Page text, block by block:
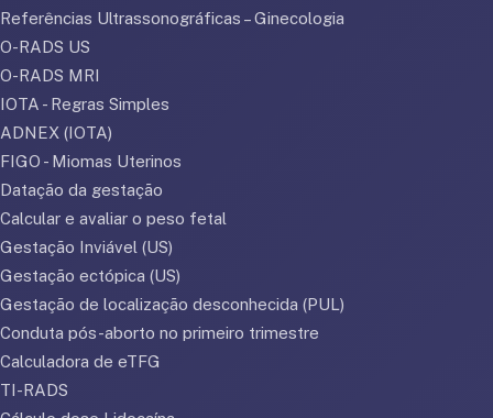
Referências Ultrassonográficas – Ginecologia
O-RADS US
O-RADS MRI
IOTA - Regras Simples
ADNEX (IOTA)
FIGO - Miomas Uterinos
Datação da gestação
Calcular e avaliar o peso fetal
Gestação Inviável (US)
Gestação ectópica (US)
Gestação de localização desconhecida (PUL)
Conduta pós-aborto no primeiro trimestre
Calculadora de eTFG
TI-RADS